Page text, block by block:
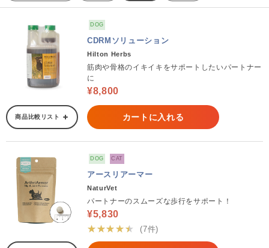
DOG
CDRMソリューション
Hilton Herbs
筋肉や骨格のイキイキをサポートしたいパートナー
に
¥8,800
商品比較リスト カートに入れる
DOG CAT
アースリアーマー
NaturVet
パートナーのスムーズな歩行をサポート！
¥5,830
★★★★★
(7件)